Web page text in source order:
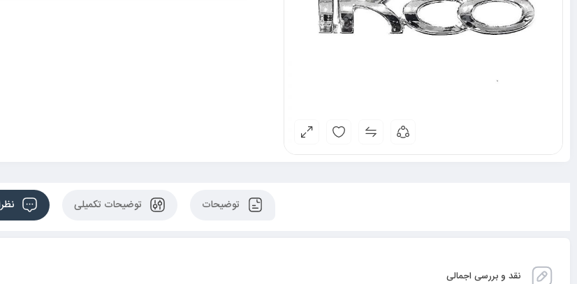
توضیحات توضیحات تکمیلی
نقد و بررسی اجمالی